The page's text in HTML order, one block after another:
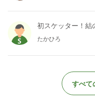
初スケッター！結
たかひろ
すべて